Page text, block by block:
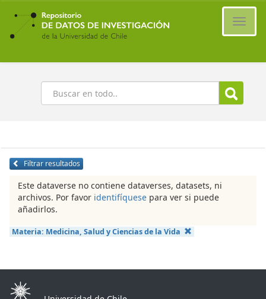
Ir
contenido
principal
Buscar
Filtrar resultados
Este dataverse no contiene dataverses, datasets, ni
archivos. Por favor identifíquese para ver si puede
añadirlos.
Materia: Medicina, Salud y Ciencias de la Vida